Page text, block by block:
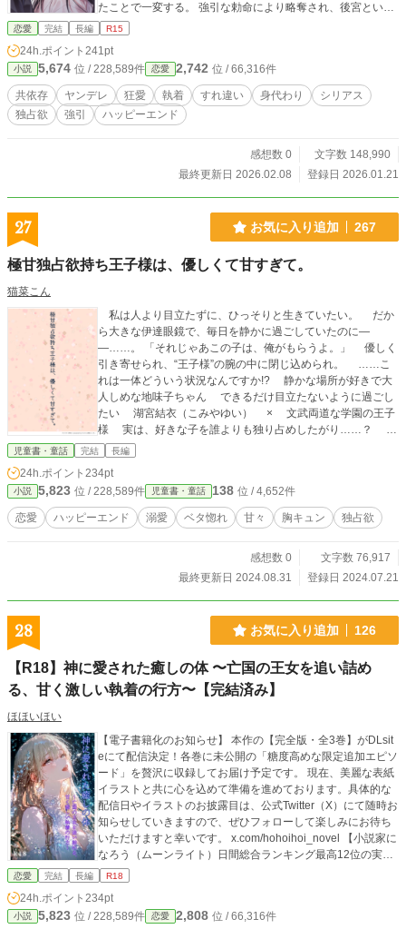
たことで一変する。 強引な勅命により略奪され、後宮という
名の檻に閉じ込められた香子。 夜ごとの契りで身体を繋が
く。 恐怖に震える香子だったが、閉ざされた寝所で待ってい
たのは、想像を絶するほど重く、激しい寵愛で……？ 「痛く
はしない。……お前が私のことしか考えられなくなるまで、
何度でも教え込もう」 逃げ場のない愛に心が絡め取られてい
く中、彰仁は香子を守るため、「ある残酷な嘘」を用いて彼
し、「帝なしでは息もできない」状態へ作り変えるための、
狂気じみた遊戯だった。 「一生、私の腕の中で溺れていろ」
す。 ※AI画像を使用しています。
恋愛 完結 長編 R15
24h.ポイント 241pt
小説 5,674 位 / 228,589件 恋愛 2,742 位 / 66,316件
共依存 ヤンデレ 狂愛 執着 すれ違い 身代わり
シリアス
独占欲
強引 ハッピーエンド
感想数 0
文字数 148,990
最終更新日 2026.02.08
登録日 2026.01.21
27 お気に入り追加 267
極甘独占欲持ち王子様は、優しくて甘すぎて。
猫菜こん
私は人より目立たずに、ひっそりと生きていたい。 だか
ら大きな伊達眼鏡で、毎日を静かに過ごしていたのに―
―……。 「それじゃあこの子は、俺がもらうよ。」 優しく
引き寄せられ、“王子様”の腕の中に閉じ込められ。 ……こ
れは一体どういう状況なんですか!? 静かな場所が好きで大
人しめな地味子ちゃん できるだけ目立たないように過ごし
たい 湖宮結衣（こみやゆい） × 文武両道な学園の王子
様 実は、好きな子を誰よりも独り占めしたがり……？ 氷
堂秦斗（ひょうどうかなと） 最初は【仮】のはずだった。
前で呼んでほしいな。」 「さっきので嫉妬したから、ちょっ
とだけ抱きしめられてて。」 「俺は前から結衣さんのことが
好きだったし、 今もどうしようもないくらい好きなん
だ。」 ……でもいつの間にか、どうしようもないくらい溺
児童書・童話 完結 長編
24h.ポイント 234pt
小説 5,823 位 / 228,589件 児童書・童話 138 位 / 4,652件
恋愛 ハッピーエンド 溺愛 ベタ惚れ 甘々 胸キュン 独占欲
感想数 0
文字数 76,917
最終更新日 2024.08.31
登録日 2024.07.21
28 お気に入り追加 126
【R18】神に愛された癒しの体 〜亡国の王女を追い詰め
る、甘く激しい執着の行方〜【完結済み】
ほほいほい
【電子書籍化のお知らせ】 本作の【完全版・全3巻】がDLsit
eにて配信決定！各巻に未公開の「糖度高めな限定追加エピソ
ード」を贅沢に収録してお届け予定です。 現在、美麗な表紙
イラストと共に心を込めて準備を進めております。具体的な
配信日やイラストのお披露目は、公式Twitter（X）にて随時お
知らせしていきますので、ぜひフォローして楽しみにお待ち
いただけますと幸いです。 x.com/hohoihoi_novel 【小説家に
なろう（ムーンライト）日間総合ランキング最高12位の実績
作！】 たくさんの応援ありがとうございます。 ストーリーも
身に流れるのは、傷跡一つ許さぬ清らかな癒やしの源――。
『神に愛された』と称えられる驚異の治癒力を宿す王女、
恋愛 完結 長編 R18
24h.ポイント 234pt
小説 5,823 位 / 228,589件 恋愛 2,808 位 / 66,316件